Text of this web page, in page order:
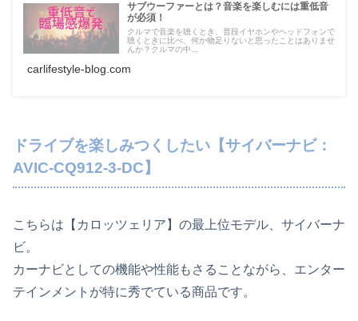
サブウーファーとは？音楽を楽しむには重低音
が必須！
クルマで音楽を聴くとき、普段イヤホンやヘッドフォンで
聴くときに比べ、何か物足りないと思ったことはありませ
んか？クルマの中...
carlifestyle-blog.com
ドライブを楽しみつくしたい【サイバーナビ：
AVIC-CQ912-3-DC】
こちらは【カロッツェリア】の最上位モデル、サイバーナ
ビ。
カーナビとしての機能や性能もさることながら、エンター
テインメントが特に秀でている商品です。